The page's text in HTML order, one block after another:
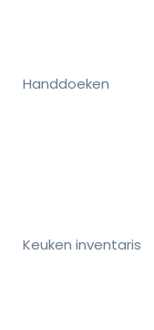
Handdoeken
Keuken inventaris